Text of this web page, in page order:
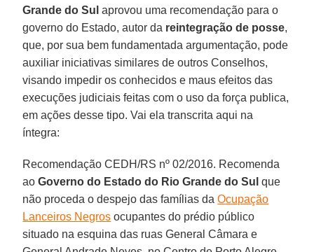
Grande do Sul aprovou uma recomendação para o
governo do Estado, autor da reintegração de posse,
que, por sua bem fundamentada argumentação, pode
auxiliar iniciativas similares de outros Conselhos,
visando impedir os conhecidos e maus efeitos das
execuções judiciais feitas com o uso da força publica,
em ações desse tipo. Vai ela transcrita aqui na
íntegra:
Recomendação CEDH/RS nº 02/2016. Recomenda
aoGoverno do Estado do Rio Grande do Sul que
não proceda o despejo das famílias daOcupação
Lanceiros Negros ocupantes do prédio público
situado na esquina das ruas General Câmara e